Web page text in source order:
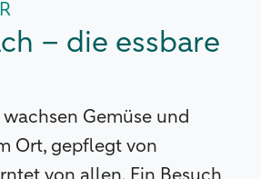
– die essbare
wachsen Gemüse und
Ort, gepflegt von